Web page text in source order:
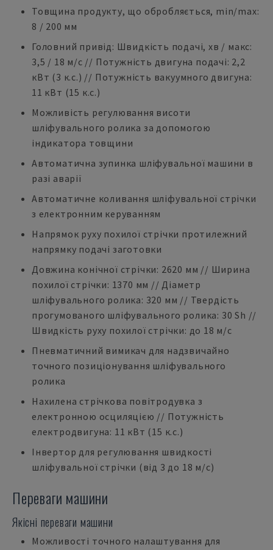
Товщина продукту, що обробляється, min/max:
8 / 200 мм
Головний привід: Швидкість подачі, хв / макс:
3,5 / 18 м/с // Потужність двигуна подачі: 2,2
кВт (3 к.с.) // Потужність вакуумного двигуна:
11 кВт (15 к.с.)
Можливість регулювання висоти
шліфувального ролика за допомогою
індикатора товщини
Автоматична зупинка шліфувальної машини в
разі аварії
Автоматичне коливання шліфувальної стрічки
з електронним керуванням
Напрямок руху похилої стрічки протилежний
напрямку подачі заготовки
Довжина конічної стрічки: 2620 мм // Ширина
похилої стрічки: 1370 мм // Діаметр
шліфувального ролика: 320 мм // Твердість
прогумованого шліфувального ролика: 30 Sh //
Швидкість руху похилої стрічки: до 18 м/с
Пневматичний вимикач для надзвичайно
точного позиціонування шліфувального
ролика
Нахилена стрічкова повітродувка з
електронною осциляцією // Потужність
електродвигуна: 11 кВт (15 к.с.)
Інвертор для регулювання швидкості
шліфувальної стрічки (від 3 до 18 м/с)
Переваги машини
Якісні переваги машини
Можливості точного налаштування для